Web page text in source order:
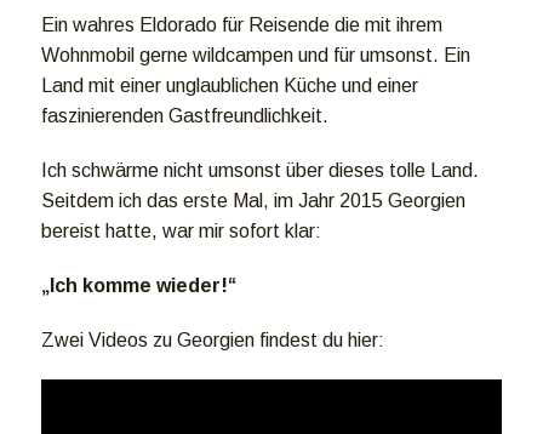
Ein wahres Eldorado für Reisende die mit ihrem
Wohnmobil gerne wildcampen und für umsonst. Ein
Land mit einer unglaublichen Küche und einer
faszinierenden Gastfreundlichkeit.
Ich schwärme nicht umsonst über dieses tolle Land.
Seitdem ich das erste Mal, im Jahr 2015 Georgien
bereist hatte, war mir sofort klar:
„Ich komme wieder!“
Zwei Videos zu Georgien findest du hier: